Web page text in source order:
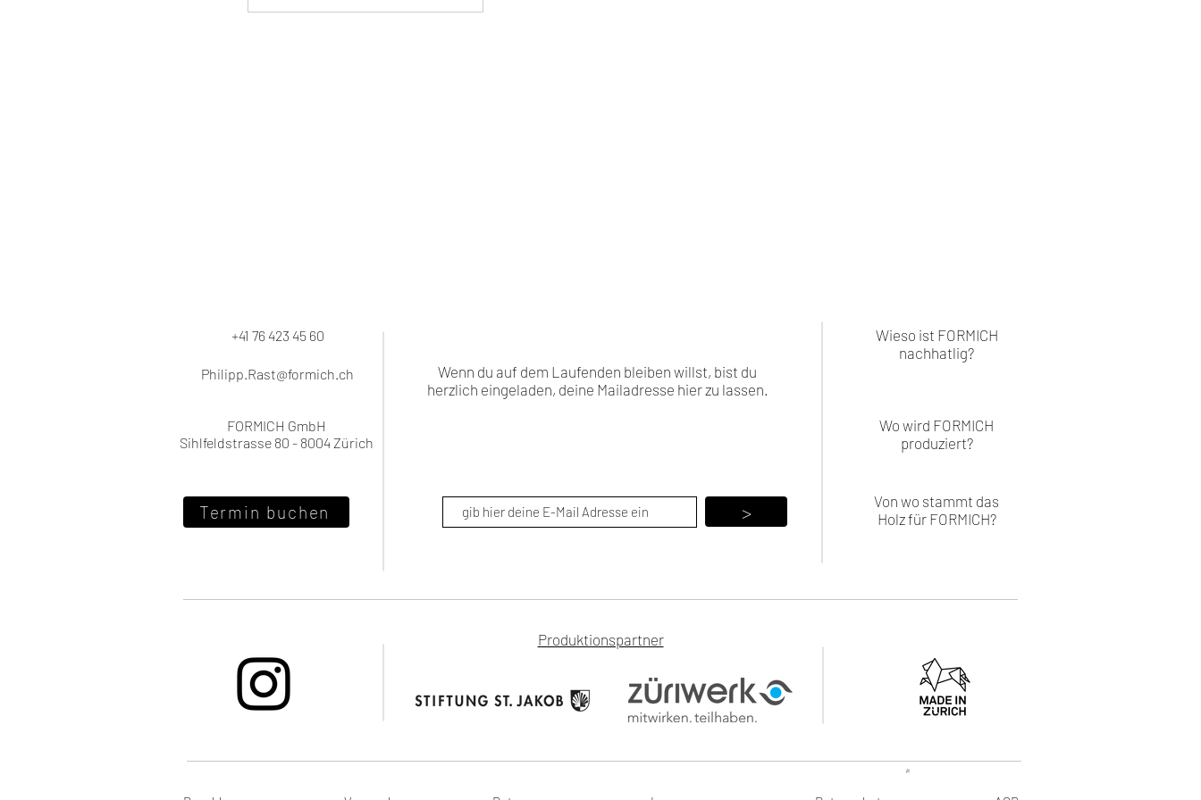
+41 76 423 45 60
Wieso ist FORMICH
nachhatlig?
Philipp.Rast@formich.ch
Wenn du auf dem Laufenden bleiben willst, bist du
herzlich eingeladen, deine Mailadresse hier zu lassen.
FORMICH GmbH
Sihlfeldstrasse 80 - 8004 Zürich
Wo wird FORMICH
produziert?
Termin buchen >
Von wo stammt das
Holz für FORMICH?
Produktionspartner